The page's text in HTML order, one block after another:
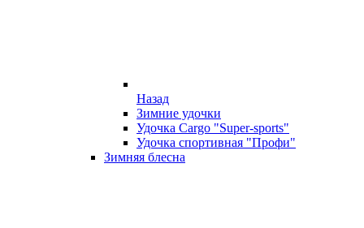
Назад
Зимние удочки
Удочка Cargo "Super-sports"
Удочка спортивная "Профи"
Зимняя блесна